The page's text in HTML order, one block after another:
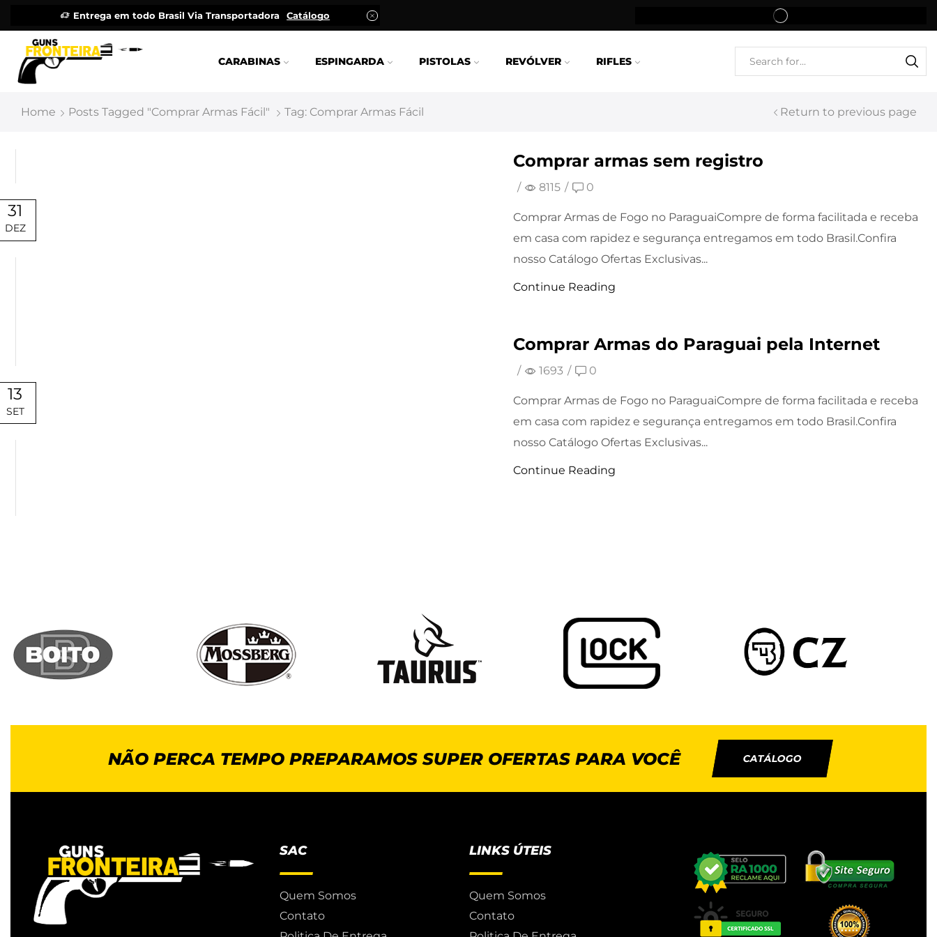
Entrega em todo Brasil Via Transportadora Catálogo
CARABINAS ESPINGARDA PISTOLAS REVÓLVER RIFLES
Return to previous page
Home Posts Tagged "Comprar Armas Fácil" Tag: Comprar Armas Fácil
Comprar armas sem registro
/ 8115 / 0
Comprar Armas de Fogo no ParaguaiCompre de forma facilitada e receba
em casa com rapidez e segurança entregamos em todo Brasil.Confira
nosso Catálogo Ofertas Exclusivas...
Continue Reading
31
DEZ
Comprar Armas do Paraguai pela Internet
/ 1693 / 0
Comprar Armas de Fogo no ParaguaiCompre de forma facilitada e receba
em casa com rapidez e segurança entregamos em todo Brasil.Confira
nosso Catálogo Ofertas Exclusivas...
Continue Reading
13
SET
NÃO PERCA TEMPO PREPARAMOS SUPER OFERTAS PARA VOCÊ CATÁLOGO
SAC
Quem Somos
Contato
LINKS ÚTEIS
Quem Somos
Contato